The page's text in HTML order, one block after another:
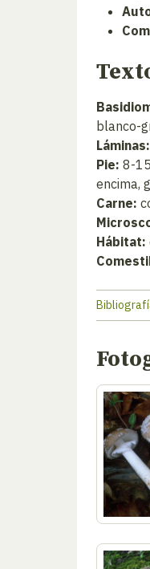
blanco-
Láminas:
Pie: 8-
encima,
Carne:
Hábitat: